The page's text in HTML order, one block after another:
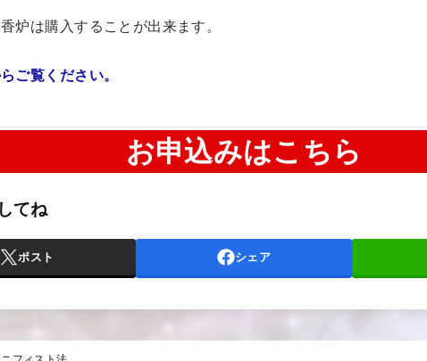
炉は購入することが出来ます。
ご覧ください。
お申込みはこちら
てね
ポスト シェア